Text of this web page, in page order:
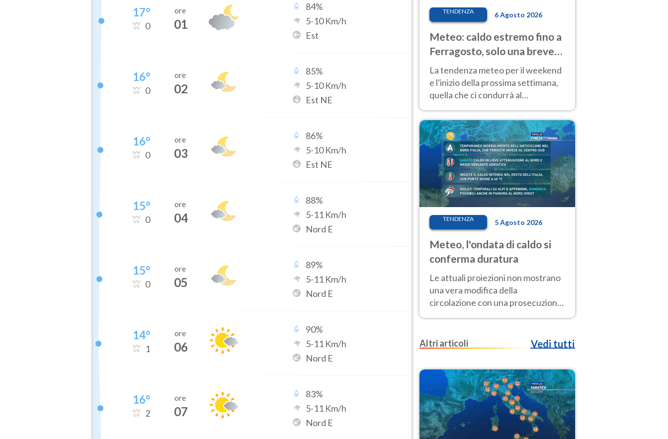
17°
0
ore
01
84%
5-10Km/h
Est
16°
0
ore
02
85%
5-10Km/h
Est NE
16°
0
ore
03
86%
5-10Km/h
Est NE
15°
0
ore
04
88%
5-11 Km/h
Nord E
15°
0
ore
05
89%
5-11 Km/h
Nord E
14°
1
ore
06
90%
5-11 Km/h
Nord E
16°
2
ore
07
83%
5-11 Km/h
Nord E
TENDENZA 6 Agosto 2026
Meteo: caldo estremo fino a
Ferragosto, solo una breve
pausa. Ecco dove
La tendenza meteo per il weekend
e l'inizio della prossima settimana,
quella che ci condurrà al
temperature molto elevate
TENDENZA 5 Agosto 2026
Meteo, l'ondata di caldo si
conferma duratura
Le attuali proiezioni non mostrano
una vera modifica della
circolazione con una prosecuzione
del caldo fuori scala per molti
Ferragosto
Altri articoli Vedi tutti